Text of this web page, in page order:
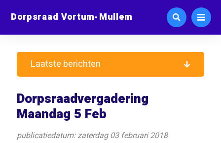
Dorpsraad Vortum-Mullem
Dorpsraadvergadering
Maandag 5 Feb
publicatiedatum: zaterdag 03 februari 2018
Laatste berichten